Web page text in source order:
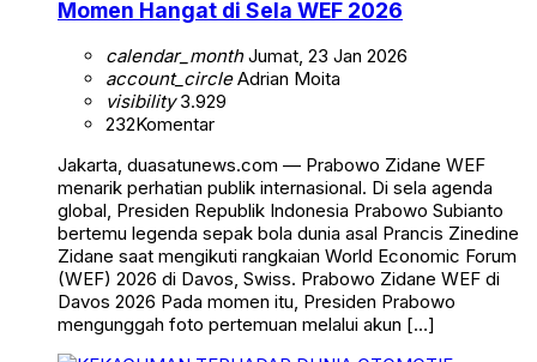
Momen Hangat di Sela WEF 2026
calendar_monthJumat, 23 Jan 2026
account_circleAdrian Moita
visibility3.929
232Komentar
Jakarta, duasatunews.com — Prabowo Zidane WEF
menarik perhatian publik internasional. Di sela agenda
global, Presiden Republik Indonesia Prabowo Subianto
bertemu legenda sepak bola dunia asal Prancis Zinedine
Zidane saat mengikuti rangkaian World Economic Forum
(WEF) 2026 di Davos, Swiss. Prabowo Zidane WEF di
Davos 2026 Pada momen itu, Presiden Prabowo
mengunggah foto pertemuan melalui akun […]